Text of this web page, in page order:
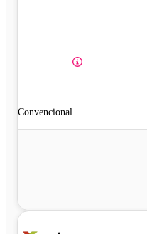
Convencional